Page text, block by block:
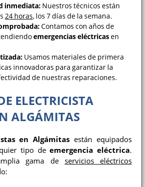
inmediata:Nuestros técnicos están
24 horas, los 7 días de la semana.
Contamos con años de
emergencias eléctricasen
Usamos materiales de primera
innovadoras para garantizar la
de nuestras reparaciones.
ELECTRICISTA
ALGÁMITAS
en Algámitas están equipados
tipo deemergencia eléctrica.
gama de servicios eléctricos